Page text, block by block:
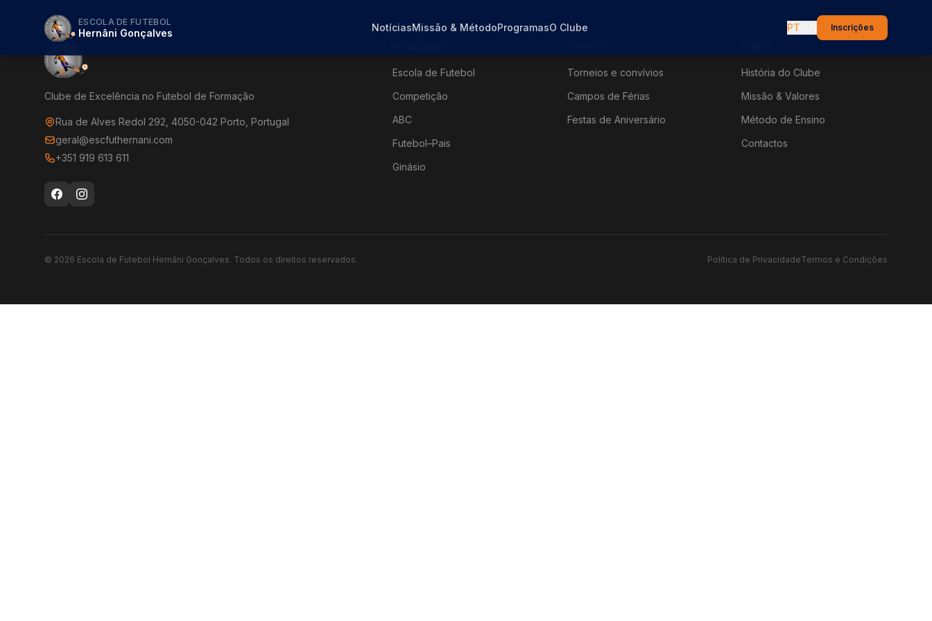
ESCOLA DE FUTEBOL
Hernâni Gonçalves NotíciasMissão & MétodoProgramasO Clube PT Inscrições
Clube de Excelência no Futebol de Formação
Rua de Alves Redol 292, 4050-042 Porto, Portugal
geral@escfuthernani.com
+351 919 613 611
Escola de Futebol
Competição
ABC
Futebol–Pais
Ginásio
Torneios e convívios
Campos de Férias
Festas de Aniversário
História do Clube
Missão & Valores
Método de Ensino
Contactos
© 2026 Escola de Futebol Hernâni Gonçalves. Todos os direitos reservados. Política de PrivacidadeTermos e Condições